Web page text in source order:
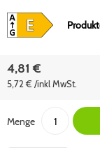
4,81 €
5,72 € /inkl MwSt.
Menge